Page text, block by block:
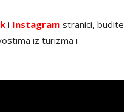
i Instagram stranici, budite
iz turizma i